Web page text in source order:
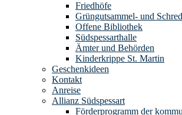
Friedhöfe
Grüngutsammel- und
Offene Bibliothek
Südspessarthalle
Ämter und Behörden
Kinderkrippe St. Martin
Geschenkideen
Kontakt
Anreise
Allianz Südspessart
Förderprogramm der